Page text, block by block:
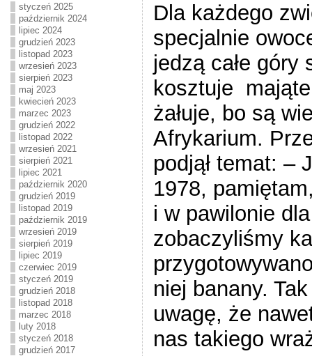
styczeń 2025
październik 2024
lipiec 2024
grudzień 2023
listopad 2023
wrzesień 2023
sierpień 2023
maj 2023
kwiecień 2023
marzec 2023
grudzień 2022
listopad 2022
wrzesień 2021
sierpień 2021
lipiec 2021
październik 2020
grudzień 2019
listopad 2019
październik 2019
wrzesień 2019
sierpień 2019
lipiec 2019
czerwiec 2019
styczeń 2019
grudzień 2018
listopad 2018
marzec 2018
luty 2018
styczeń 2018
grudzień 2017
Dla każdego
specjalnie
jedzą całe góry
kosztuje
żałuje, bo są
Afrykarium.
podjął temat: –
1978,
i w pawilonie
zobaczyliśmy
niej banany.
uwagę, że
nas takiego